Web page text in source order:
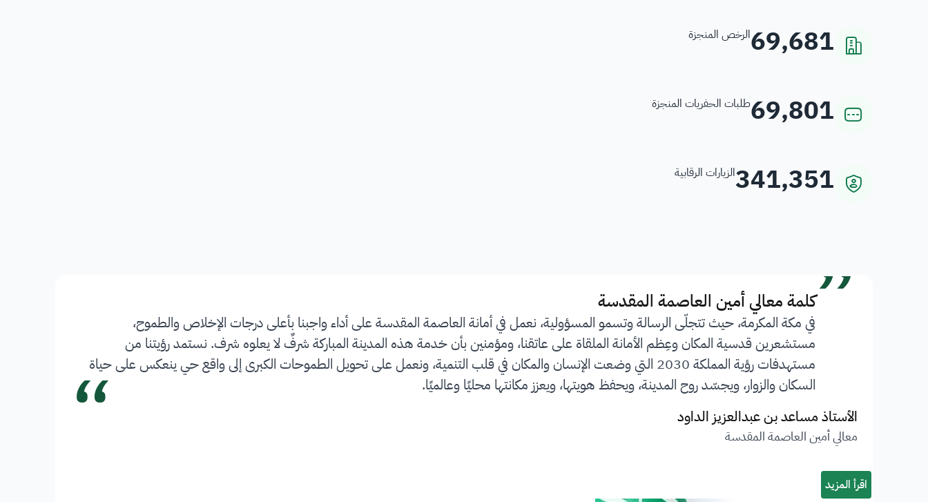
69,681الرخص المنجزة
69,801طلبات الحفريات المنجزة
341,351الزيارات الرقابية
”كلمة معالي أمين العاصمة المقدسة
في مكة المكرمة، حيث تتجلّى الرسالة وتسمو المسؤولية، نعمل في أمانة العاصمة المقدسة على أداء واجبنا بأعلى درجات الإخلاص والطموح،
مستشعرين قدسية المكان وعِظم الأمانة الملقاة على عاتقنا، ومؤمنين بأن خدمة هذه المدينة المباركة شرفٌ لا يعلوه شرف. نستمد رؤيتنا من
مستهدفات رؤية المملكة 2030 التي وضعت الإنسان والمكان في قلب التنمية، ونعمل على تحويل الطموحات الكبرى إلى واقع حي ينعكس على حياة
السكان والزوار، ويجسّد روح المدينة، ويحفظ هويتها، ويعزز مكانتها محليًا وعالميًا.
الأستاذ مساعد بن عبدالعزيز الداود
معالي أمين العاصمة المقدسة “